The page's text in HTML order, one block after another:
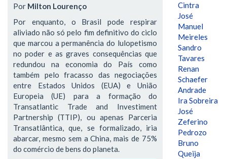
Por Milton Lourenço
Por enquanto, o Brasil pode respirar
aliviado não só pelo fim definitivo do ciclo
que marcou a permanência do lulopetismo
no poder e as graves consequências que
redundou na economia do País como
também pelo fracasso das negociações
entre Estados Unidos (EUA) e União
Europeia (UE) para a formação do
Transatlantic Trade and Investiment
Partnership (TTIP), ou apenas Parceria
Transatlântica, que, se formalizado, iria
abarcar, mesmo sem a China, mais de 75%
do comércio de bens do planeta.
Cintra
José
Manuel
Meireles
Sandro
Tavares
Renan
Schaefer
Andrade
Ira Sobreira
José
Zeferino
Pedrozo
Bruno
Queija